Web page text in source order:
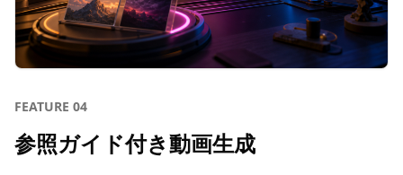
FEATURE 04
参照ガイド付き動画生成